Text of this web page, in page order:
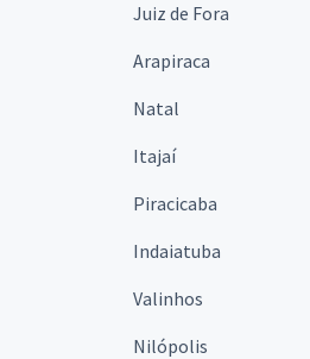
Juiz de Fora
Arapiraca
Natal
Itajaí
Piracicaba
Indaiatuba
Valinhos
Nilópolis